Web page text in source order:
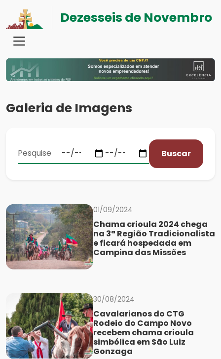
Dezesseis de Novembro
Galeria de Imagens
Buscar
01/09/2024
Chama crioula 2024 chega
na 3ª Região Tradicionalista
e ficará hospedada em
Campina das Missões
30/08/2024
Cavalarianos do CTG
Rodeio do Campo Novo
recebem chama crioula
simbólica em São Luiz
Gonzaga